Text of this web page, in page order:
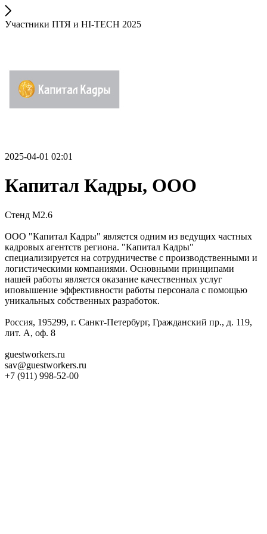
Участники ПТЯ и HI-TECH 2025
2025-04-01 02:01
Капитал Кадры, ООО
Стенд М2.6
ООО "Капитал Кадры" является одним из ведущих частных
кадровых агентств региона. "Капитал Кадры"
специализируется на сотрудничестве с производственными и
логистическими компаниями. Основными принципами
нашей работы является оказание качественных услуг
иповышение эффективности работы персонала с помощью
уникальных собственных разработок.
Россия, 195299, г. Санкт-Петербург, Гражданский пр., д. 119,
лит. А, оф. 8
guestworkers.ru
sav@guestworkers.ru
+7 (911) 998-52-00